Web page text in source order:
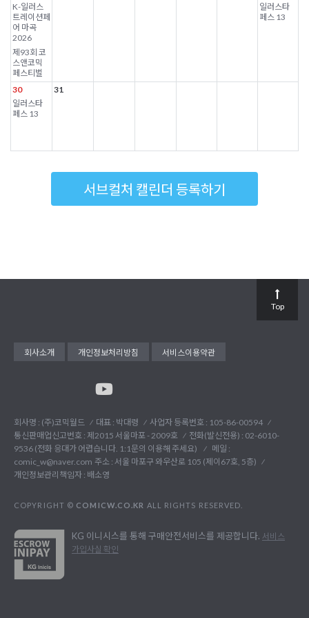
K-일러스
트레이션페
어 마곡
2026
제93회 코
스앤코믹
페스티벌
일러스타
페스 13
30
일러스타
페스 13
31
서브컬처 캘린더 등록하기
회사소개 개인정보처리방침 서비스이용약관
회사명 : (주)코믹월드 대표 : 박대령
사업자 등록번호 : 105-86-00594
통신판매업신고번호 : 제2015 서울마포 - 2009호
전화(발신전용) : 02-6010-
9536 (전화 응대가 어렵습니다. 1:1문의 이용해 주세요)
메일 :
comic_w@naver.com 주소 : 서울 마포구 와우산로 105 (제이67호, 5층)
개인정보관리책임자 : 배소영
COPYRIGHT © COMICW.CO.KR ALL RIGHTS RESERVED.
KG 이니시스를 통해 구매안전서비스를 제공합니다. 서비스
가입사실 확인
Top